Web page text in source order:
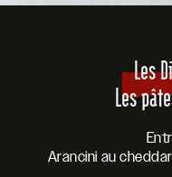
Les
Les
Arancini au